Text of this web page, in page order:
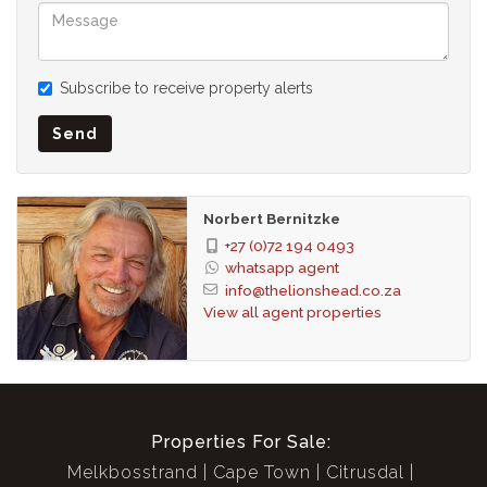
Einbauschränke
Queensize-Bett
Schlafzimmer 3
Holzböden, Balkon, Klimaanlage, TV-Anschluss,
Einbauschränke, Queensize-Bett
Schlafzimmer 4
Holzböden, Balkon, Klimaanlage, TV-Anschluss,
Einbauschränke, Queensize-Bett
Schlafzimmer 5
Holzböden, Balkon, Klimaanlage, TV-Anschluss,
Einbauschränke, Queensize-Bett
Bad, Dusche, Toilette und Waschbecken, Wäscheraum
Badezimmer 2
Subscribe to receive property alerts
Send
Norbert Bernitzke
+27 (0)72 194 0493
whatsapp agent
info@thelionshead.co.za
View all agent properties
Properties For Sale:
Melkbosstrand
Cape Town Citrusdal